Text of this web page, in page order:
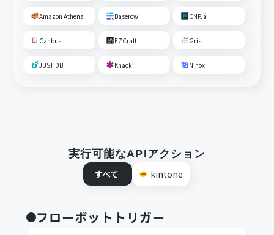
Amazon Athena Baserow CNPJá
Canbus. EZCraft Grist
JUST.DB Knack Ninox
実行可能なAPIアクション
すべて
kintone
フローボットトリガー